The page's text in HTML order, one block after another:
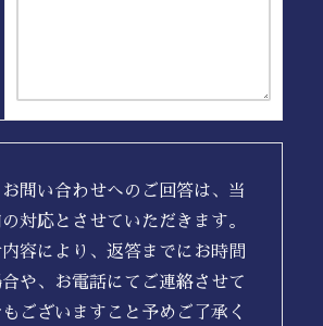
問い合わせへのご回答は、当
対応とさせていただきます。
容により、返答までにお時間
や、お電話にてご連絡させて
ございますこと予めご了承く